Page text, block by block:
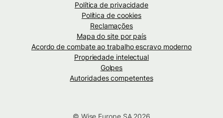
Política de privacidade
Política de cookies
Reclamações
Mapa do site por país
Acordo de combate ao trabalho escravo moderno
Propriedade intelectual
Golpes
Autoridades competentes